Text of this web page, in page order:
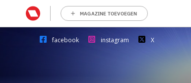
MAGAZINE TOEVOEGEN
facebook instagram X